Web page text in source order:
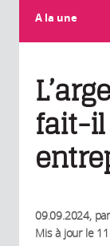
A la une
fait-il
09.09.2024, par
Mis à jour le